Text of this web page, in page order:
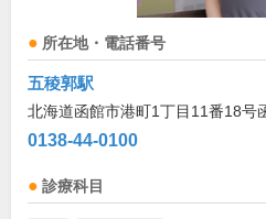
所在地・電話番号
五稜郭駅
北海道函館市港町1丁目11番18号
0138-44-0100
診療科目